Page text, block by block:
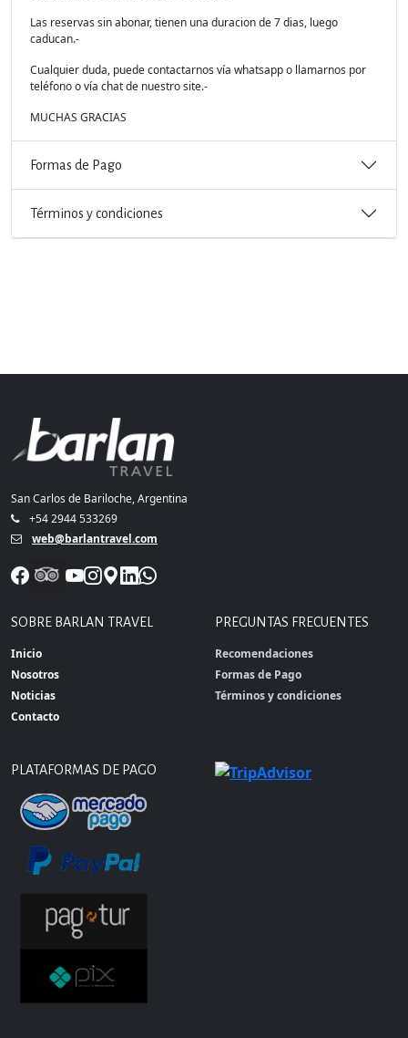
Las reservas sin abonar, tienen una duracion de 7 dias, luego
caducan.-
Cualquier duda, puede contactarnos vía whatsapp o llamarnos por
teléfono o vía chat de nuestro site.-
MUCHAS GRACIAS
Formas de Pago
Términos y condiciones
San Carlos de Bariloche, Argentina
+54 2944 533269
web@barlantravel.com
SOBRE BARLAN TRAVEL
Inicio
Nosotros
Noticias
Contacto
PREGUNTAS FRECUENTES
Recomendaciones
Formas de Pago
Términos y condiciones
PLATAFORMAS DE PAGO